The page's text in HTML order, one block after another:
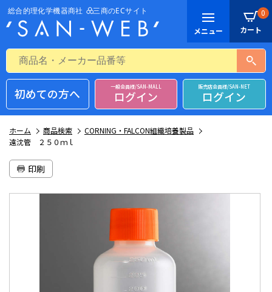
0
初めての方へ 一般会員様/SAN-MALL
ログイン
販売店会員様/SAN-NET
ログイン
ホーム 商品検索
CORNING・FALCON組織培養製品
遠沈管 ２５０ｍｌ
印刷